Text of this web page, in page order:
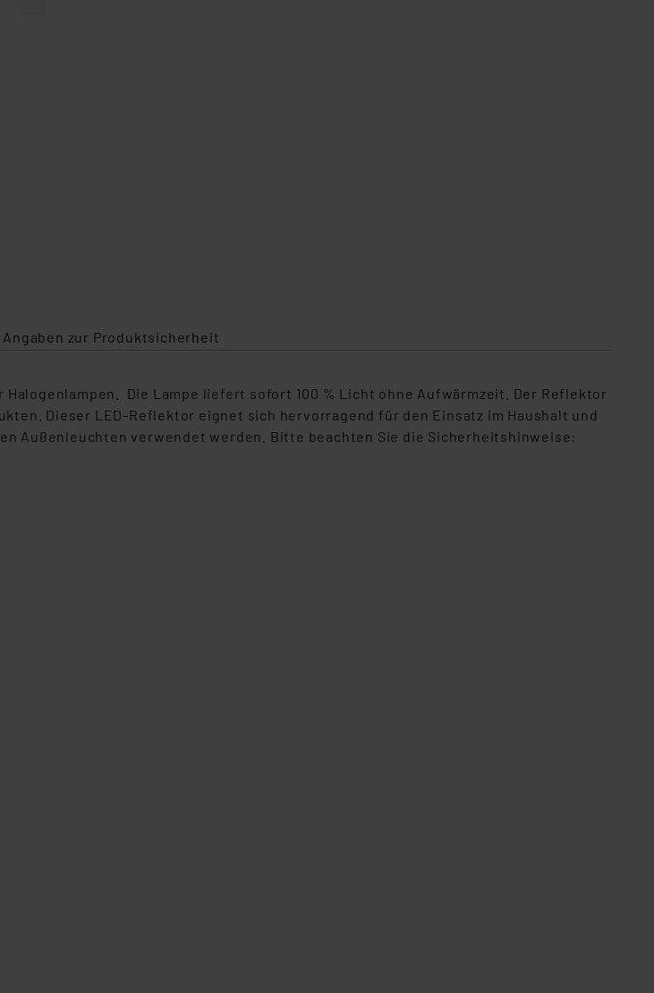
Angaben zur Produktsicherheit
Die Lampe liefert sofort 100 % Licht ohne Aufwärmzeit
. Der Reflektor
Dieser LED-Reflektor eignet sich hervorragend für den Einsatz im Haushalt und
Außenleuchten verwendet werden.
Bitte beachten Sie die Sicherheitshinweise: